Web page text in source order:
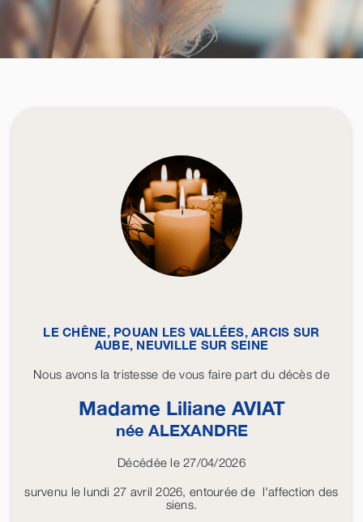
LE CHÊNE, POUAN LES VALLÉES, ARCIS SUR
AUBE, NEUVILLE SUR SEINE
Nous avons la tristesse de vous faire part du décès de
Madame Liliane AVIAT
née ALEXANDRE
Décédée le 27/04/2026
survenu le lundi 27 avril 2026, entourée de l'affection des
siens.